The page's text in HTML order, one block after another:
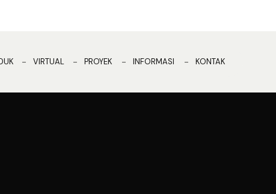
VIRTUAL PROYEK INFORMASI KONTAK